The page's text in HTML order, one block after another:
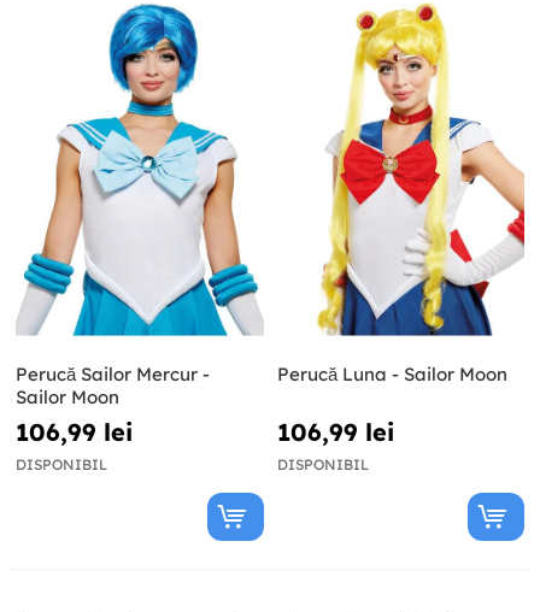
Perucă Sailor Mercur -
Sailor Moon
106,99 lei
DISPONIBIL
Perucă Luna - Sailor Moon
106,99 lei
DISPONIBIL